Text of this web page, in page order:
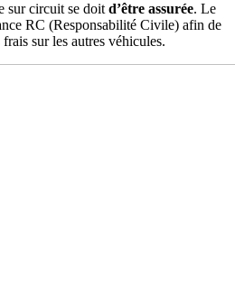
sur circuit se doitd’être assurée. Le
RC (Responsabilité Civile) afin de
sur les autres véhicules.